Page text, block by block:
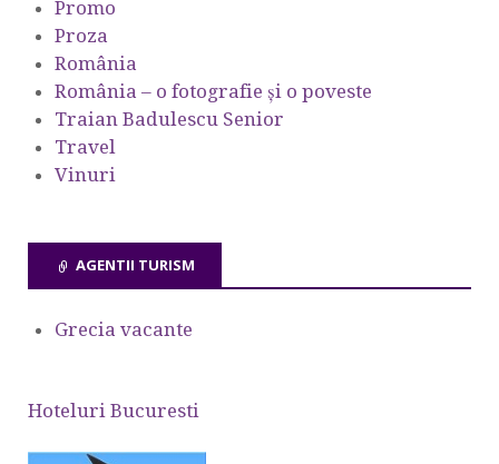
Promo
Proza
România
România – o fotografie şi o poveste
Traian Badulescu Senior
Travel
Vinuri
AGENTII TURISM
Grecia vacante
Hoteluri Bucuresti